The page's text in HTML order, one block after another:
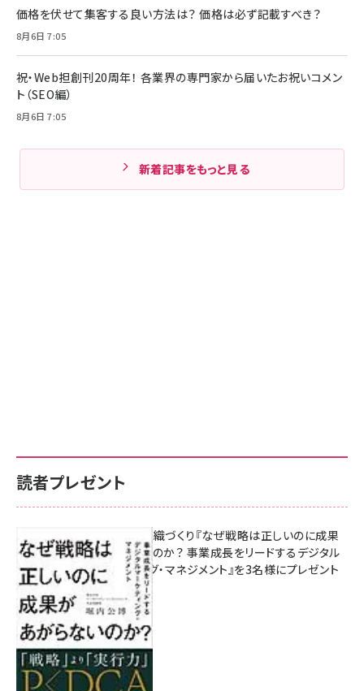
価格を伏せて集客する良い方法は？ 価格は必ず記載すべき？
8月6日 7:05
祝・Web担創刊20周年！ 各業界の専門家から届いたお祝いコメン
ト（SEO編）
8月6日 7:05
新着記事をもっと見る
読者プレゼント
成果を生む組織づくり『なぜ戦略は正しいのに成果
があがらないのか？ 事業成長をリードするデジタル
マーケティング・マネジメント』を3名様にプレゼント
8月7日 10:00